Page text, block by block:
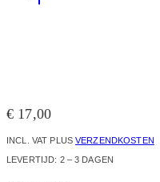
€ 17,00
INCL. VAT PLUSVERZENDKOSTEN
LEVERTIJD: 2 – 3 DAGEN